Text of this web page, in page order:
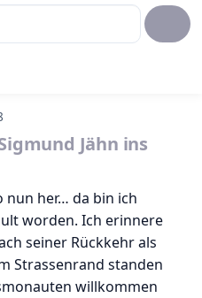
Jähn ins
nun her… da bin ich
worden. Ich erinnere
seiner Rückkehr als
Strassenrand standen
willkommen